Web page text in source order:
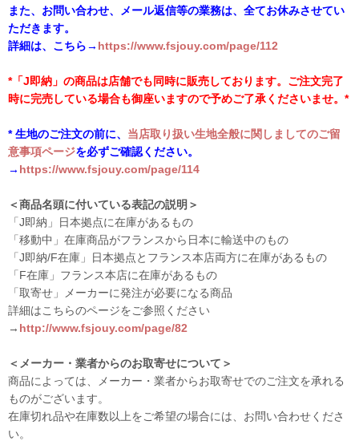
また、お問い合わせ、メール返信等の業務は、全てお休みさせてい
ただきます。
詳細は、こちら→ https://www.fsjouy.com/page/112
*「J即納」の商品は店舗でも同時に販売しております。ご注文完了
時に完売している場合も御座いますので予めご了承くださいませ。*
* 生地のご注文の前に、 当店取り扱い生地全般に関しましてのご留
意事項ページを必ずご確認ください。
→ https://www.fsjouy.com/page/114
＜商品名頭に付いている表記の説明＞
「J即納」日本拠点に在庫があるもの
「移動中」在庫商品がフランスから日本に輸送中のもの
「J即納/F在庫」日本拠点とフランス本店両方に在庫があるもの
「F在庫」フランス本店に在庫があるもの
「取寄せ」メーカーに発注が必要になる商品
詳細はこちらのページをご参照ください
→ http://www.fsjouy.com/page/82
＜メーカー・業者からのお取寄せについて＞
商品によっては、メーカー・業者からお取寄せでのご注文を承れる
ものがございます。
在庫切れ品や在庫数以上をご希望の場合には、お問い合わせくださ
い。